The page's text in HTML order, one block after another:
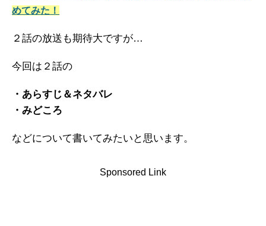
めてみた！
２話の放送も期待大ですが…
今回は２話の
・あらすじ＆ネタバレ
・みどころ
などについて書いてみたいと思います。
Sponsored Link